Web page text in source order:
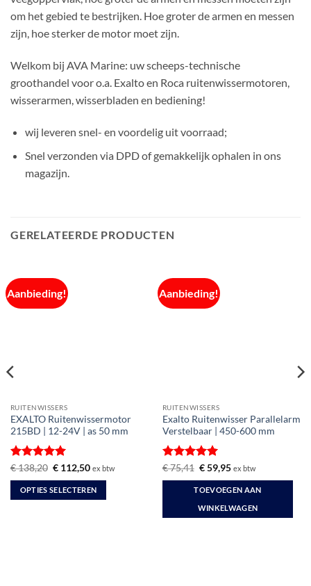
om het gebied te bestrijken. Hoe groter de armen en messen
zijn, hoe sterker de motor moet zijn.
Welkom bij AVA Marine: uw scheeps-technische
groothandel voor o.a. Exalto en Roca ruitenwissermotoren,
wisserarmen, wisserbladen en bediening!
wij leveren snel- en voordelig uit voorraad;
Snel verzonden via DPD of gemakkelijk ophalen in ons
magazijn.
GERELATEERDE PRODUCTEN
Aanbieding!
RUITENWISSERS
EXALTO Ruitenwissermotor
215BD | 12-24V | as 50 mm
Gewaardeerd
5uit 5
€138,20 Oorspronkelijke
was:
€ 138,20.
€112,50Huidige
is:
€ 112,50.
ex btw
OPTIES SELECTEREN
Aanbieding!
RUITENWISSERS
Exalto Ruitenwisser Parallelarm
Verstelbaar | 450-600 mm
Gewaardeerd
5uit 5
€75,41 Oorspronkelijke
was:
€ 75,41.
€59,95Huidige
is:
€ 59,95.
ex btw
TOEVOEGEN AAN
WINKELWAGEN